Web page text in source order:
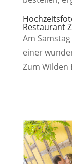
Restaurant
Am
einer
Zum Wilden